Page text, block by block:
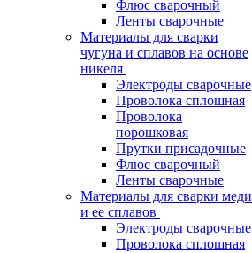
Флюс сварочный
Ленты сварочные
Материалы для сварки
чугуна и сплавов на основе
никеля
Электроды сварочные
Проволока сплошная
Проволока
порошковая
Прутки присадочные
Флюс сварочный
Ленты сварочные
Материалы для сварки меди
и ее сплавов
Электроды сварочные
Проволока сплошная